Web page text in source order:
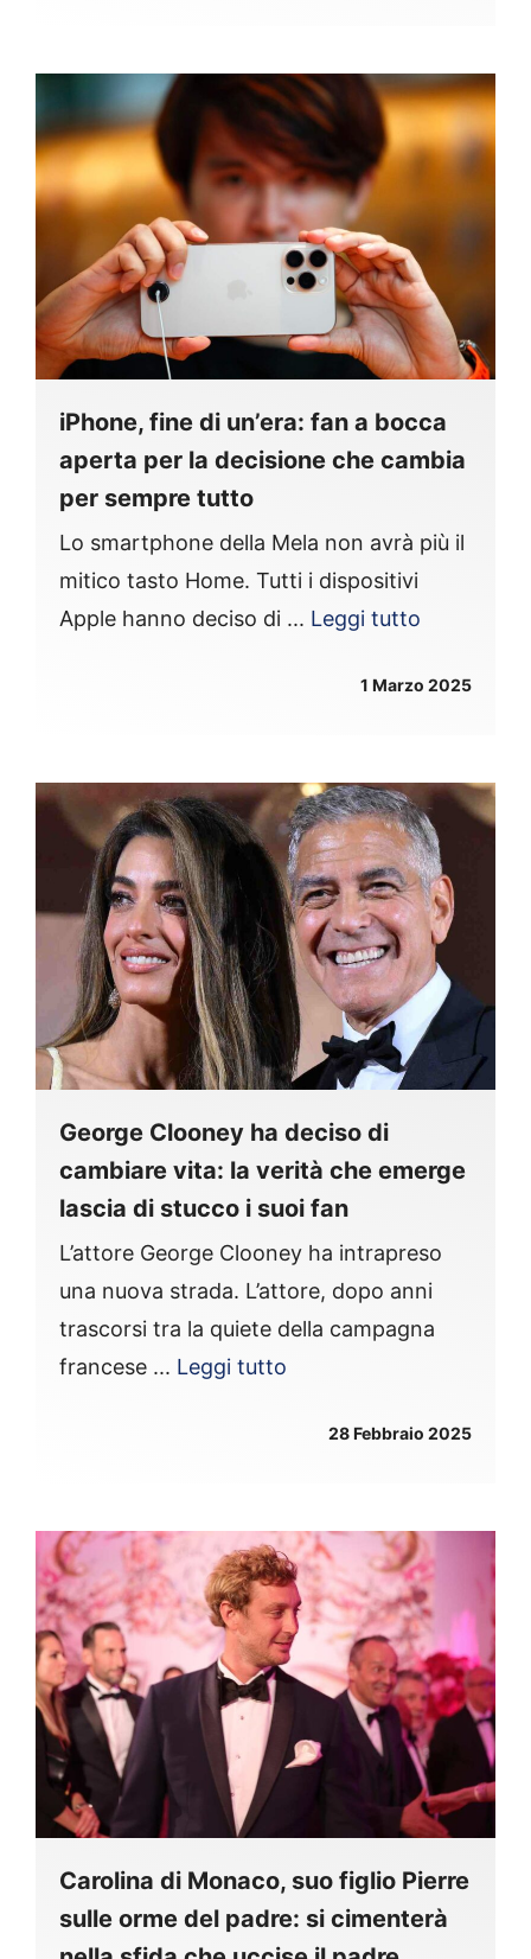
iPhone, fine di un’era: fan a bocca
aperta per la decisione che cambia
per sempre tutto
Lo smartphone della Mela non avrà più il
mitico tasto Home. Tutti i dispositivi
Apple hanno deciso di ... Leggi tutto
1 Marzo 2025
George Clooney ha deciso di
cambiare vita: la verità che emerge
lascia di stucco i suoi fan
L’attore George Clooney ha intrapreso
una nuova strada. L’attore, dopo anni
trascorsi tra la quiete della campagna
francese ... Leggi tutto
28 Febbraio 2025
Carolina di Monaco, suo figlio Pierre
sulle orme del padre: si cimenterà